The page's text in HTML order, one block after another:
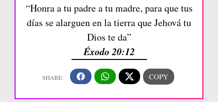
“Honra a tu padre a tu madre, para que tus
días se alarguen en la tierra que Jehová tu
Dios te da”
Éxodo 20:12